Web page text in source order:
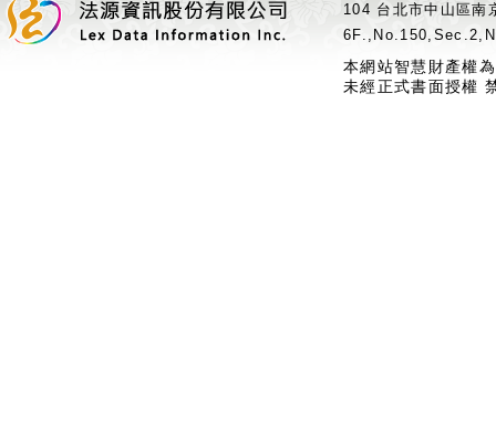
104 台北市中山區
本網站智慧財產權
未經正式書面授權